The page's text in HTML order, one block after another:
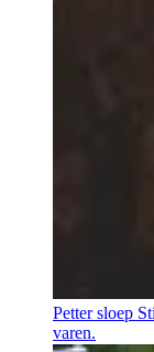
Petter sloep
varen.